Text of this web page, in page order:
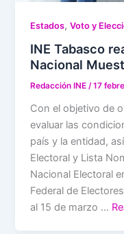
Estados,Voto y
INE Tabasco
Nacional
Redacción INE/17
Con el objetivo de
evaluar las
país y la entidad,
Electoral y Lista
Nacional Electoral
Federal de
al 15 de marzo …